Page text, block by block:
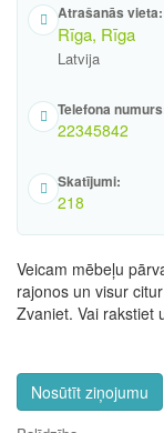
Atrašanās vieta:
Rīga, Rīga
Latvija
Telefona
22345842
Skatījumi:
218
Veicam mēbeļu
rajonos un visur
Zvaniet. Vai rakstiet
Nosūtīt ziņojumu